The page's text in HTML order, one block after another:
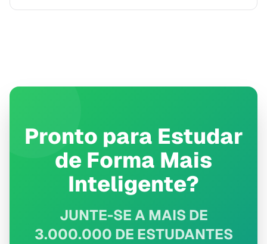
Pronto para Estudar
de Forma Mais
Inteligente?
JUNTE-SE A MAIS DE
3.000.000 DE ESTUDANTES